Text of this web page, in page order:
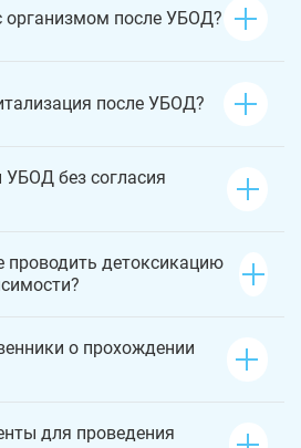
организмом после УБОД?
после УБОД?
без согласия
проводить детоксикацию
о прохождении
для проведения